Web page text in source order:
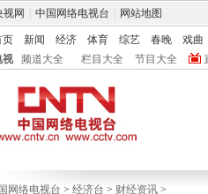
视网 中国网络电视台 网站地图
页 新闻 经济 体育 综艺 春晚 戏曲
视
频道大全 栏目大全 节目大全
网络电视台 > 经济台 > 财经资讯 >